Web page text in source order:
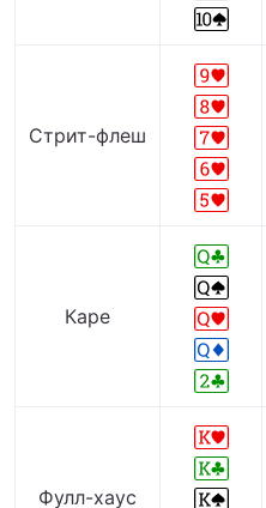
Стрит-флеш
Каре
Фулл-хаус